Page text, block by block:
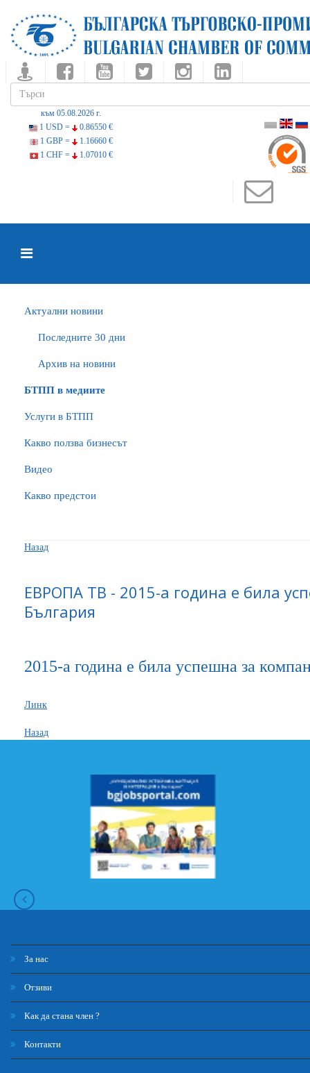
към 05.08.2026 г.
1 USD =
0.86550 €
1 GBP =
1.16660 €
1 CHF =
1.07010 €
Актуални новини
Последните 30 дни
Архив на новини
БTПП в медиите
Услуги в БТПП
Какво ползва бизнесът
Видео
Какво предстои
Назад
ЕВРОПА ТВ - 2015-а година е била
България
2015-а година е била успешна за
Линк
Назад
За нас
Отзиви
Как да стана член ?
Контакти